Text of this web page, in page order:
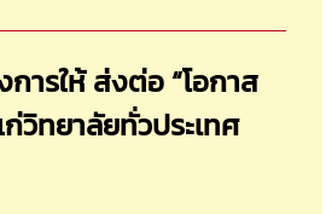
ารให้ ส่งต่อ “โอกาส
ทยาลัยทั่วประเทศ